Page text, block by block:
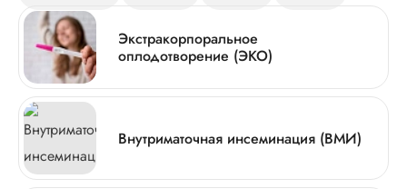
Экстракорпоральное
оплодотворение (ЭКО)
Внутриматочная инсеминация (ВМИ)